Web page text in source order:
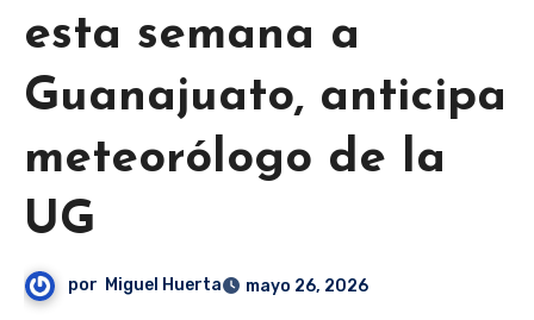
esta semana a
Guanajuato, anticipa
meteorólogo de la
UG
por Miguel Huerta mayo 26, 2026